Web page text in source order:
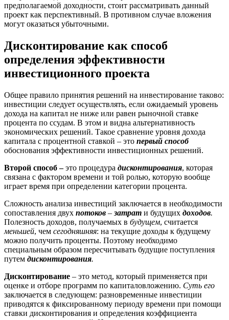
предполагаемой доходности, стоит рассматривать данный
проект как перспективный. В противном случае вложения
могут оказаться убыточными.
Дисконтирование как способ
определения эффективности
инвестиционного проекта
Общее правило принятия решений на инвестирование таково:
инвестиции следует осуществлять, если ожидаемый уровень
дохода на капитал не ниже или равен рыночной ставке
процента по ссудам. В этом и видна альтернативность
экономических решений. Такое сравнение уровня дохода
капитала с процентной ставкой – это первый способ
обоснования эффективности инвестиционных решений.
Второй способ –это процедура дисконтирования, которая
связана с фактором времени и той ролью, которую вообще
играет время при определении категории процента.
Сложность анализа инвестиций заключается в необходимости
сопоставления двух потоков – затрат и будущих доходов.
Полезность доходов, получаемых в будущем, считается
меньшей, чем сегодняшняя: на текущие доходы к будущему
можно получить проценты. Поэтому необходимо
специальным образом пересчитывать будущие поступления
путем дисконтирования.
Дисконтирование – это метод, который применяется при
оценке и отборе программ по капиталовложению. Суть его
заключается в следующем: разновременные инвестиции
приводятся к фиксированному периоду времени при помощи
ставки дисконтирования и определения коэффициента